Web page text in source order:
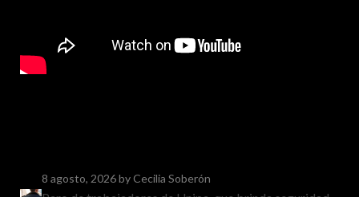
8 agosto, 2026by Cecilia Soberón